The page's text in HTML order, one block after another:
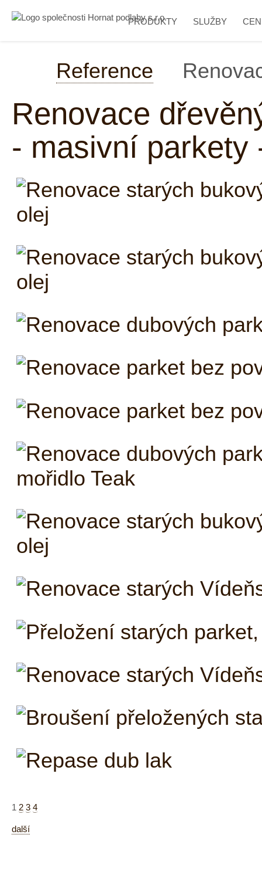
PRODUKTY SLUŽBY
Reference
Renovace
- masivní parkety
1 2 3 4
další